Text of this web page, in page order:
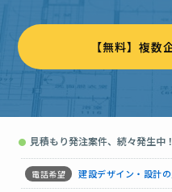
【無料】複数
● 見積もり発注案件、続々発生中！
【テナント内壁作成の際
建設デザイン・設計
【戸建リフォーム】
【問題・確認申請・ 着工
【着工迄のお見積も